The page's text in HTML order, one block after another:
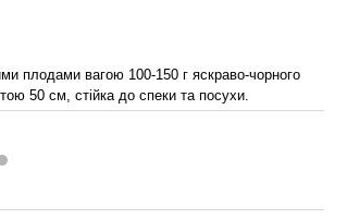
плодами вагою 100-150 г яскраво-чорного
50 см, стійка до спеки та посухи.